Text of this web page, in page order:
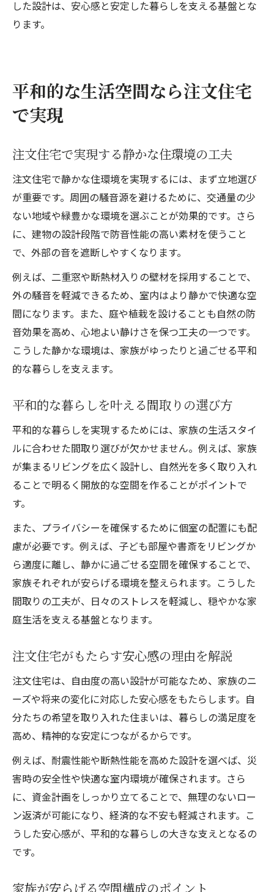
した設計は、安心感と安定した暮らしを支える基盤とな
ります。
平和的な生活空間なら注文住宅
で実現
注文住宅で実現する静かな住環境の工夫
注文住宅で静かな住環境を実現するには、まず立地選び
が重要です。周囲の騒音源を避けるために、交通量の少
ない地域や緑豊かな環境を選ぶことが効果的です。さら
に、建物の設計段階で防音性能の高い素材を使うこと
で、外部の音を遮断しやすくなります。
例えば、二重窓や断熱材入りの壁材を採用することで、
外の騒音を軽減できるため、室内はより静かで快適な空
間になります。また、庭や植栽を設けることも自然の防
音効果を高め、心地よい静けさを保つ工夫の一つです。
こうした静かな環境は、家族がゆったりと過ごせる平和
的な暮らしを支えます。
平和的な暮らしを叶える間取りの選び方
平和的な暮らしを実現するためには、家族の生活スタイ
ルに合わせた間取り選びが欠かせません。例えば、家族
が集まるリビングを広く設計し、自然光を多く取り入れ
ることで明るく開放的な空間を作ることがポイントで
す。
また、プライバシーを確保するために個室の配置にも配
慮が必要です。例えば、子ども部屋や書斎をリビングか
ら適度に離し、静かに過ごせる空間を確保することで、
家族それぞれが安らげる環境を整えられます。こうした
間取りの工夫が、日々のストレスを軽減し、穏やかな家
庭生活を支える基盤となります。
注文住宅がもたらす安心感の理由を解説
注文住宅は、自由度の高い設計が可能なため、家族のニ
ーズや将来の変化に対応した安心感をもたらします。自
分たちの希望を取り入れた住まいは、暮らしの満足度を
高め、精神的な安定につながるからです。
例えば、耐震性能や断熱性能を高めた設計を選べば、災
害時の安全性や快適な室内環境が確保されます。さら
に、資金計画をしっかり立てることで、無理のないロー
ン返済が可能になり、経済的な不安も軽減されます。こ
うした安心感が、平和的な暮らしの大きな支えとなるの
です。
家族が安らげる空間構成のポイント